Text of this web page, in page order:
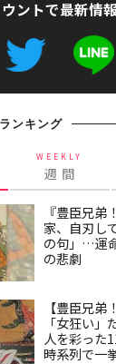
ントで最新情
ランキング
WEEKLY
週 間
『豊臣兄弟
家、自刃し
の句」…運
の悲劇
【豊臣兄
「女狂い
人を彩った
時系列で一